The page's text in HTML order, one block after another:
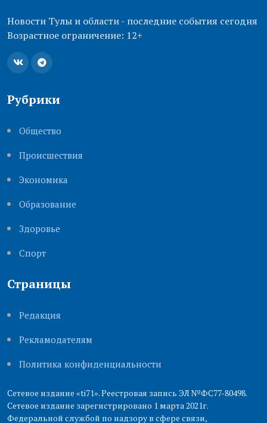
Новости Тулы и области - последние события сегодня
Возрастное ограничение: 12+
Рубрики
Общество
Происшествия
Экономика
Образование
Здоровье
Cпорт
Страницы
Редакция
Рекламодателям
Политика конфиденциальности
Сетевое издание «ti71». Реестровая запись ЭЛ №ФС77-80498.
Сетевое издание зарегистрировано 1 марта 2021г.
Федеральной службой по надзору в сфере связи,